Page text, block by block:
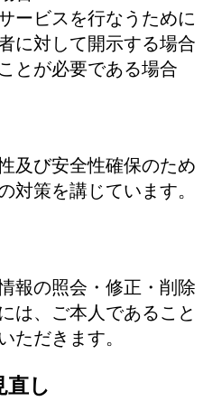
ービスを行なうために
に対して開示する場合
とが必要である場合
及び安全性確保のため
対策を講じています。
報の照会・修正・削除
は、ご本人であること
ただきます。
直し